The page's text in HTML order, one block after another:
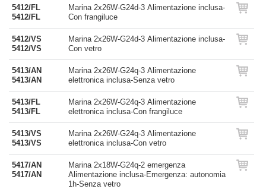
5412/FL
5412/FL
Marina 2x26W-G24d-3 Alimentazione inclusa-
Con frangiluce
5412/VS
5412/VS
Marina 2x26W-G24d-3 Alimentazione inclusa-
Con vetro
5413/AN
5413/AN
Marina 2x26W-G24q-3 Alimentazione
elettronica inclusa-Senza vetro
5413/FL
5413/FL
Marina 2x26W-G24q-3 Alimentazione
elettronica inclusa-Con frangiluce
5413/VS
5413/VS
Marina 2x26W-G24q-3 Alimentazione
elettronica inclusa-Con vetro
5417/AN
5417/AN
Marina 2x18W-G24q-2 emergenza
Alimentazione inclusa-Emergenza: autonomia
1h-Senza vetro